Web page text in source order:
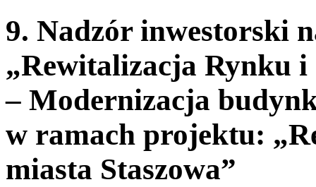
9. Nadzór inwestorski
„Rewitalizacja Rynku i
– Modernizacja
w ramach projektu:
miasta Staszowa”